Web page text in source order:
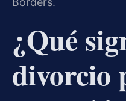
¿Qué
divorcio